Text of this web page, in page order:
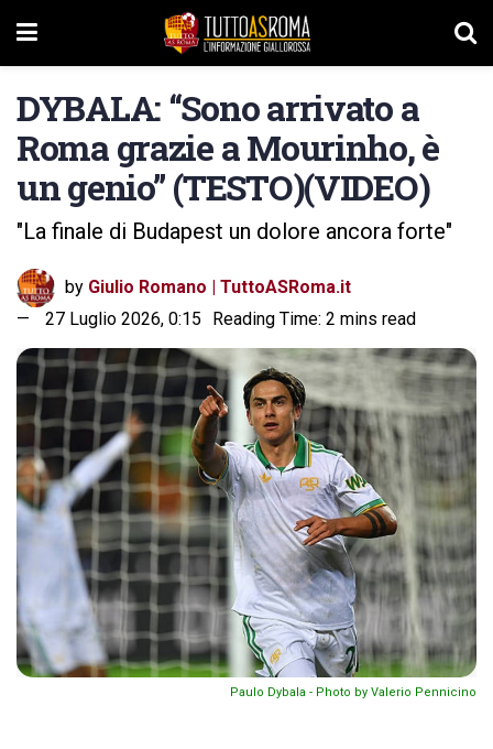
DYBALA: “Sono arrivato a
Roma grazie a Mourinho, è
un genio” (TESTO)(VIDEO)
"La finale di Budapest un dolore ancora forte"
by Giulio Romano | TuttoASRoma.it
27 Luglio 2026, 0:15
Reading Time: 2 mins read
Paulo Dybala - Photo by Valerio Pennicino